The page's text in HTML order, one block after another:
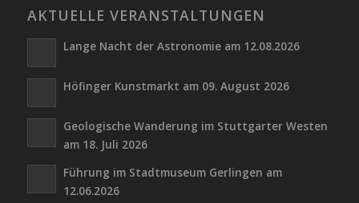
AKTUELLE VERANSTALTUNGEN
Lange Nacht der Astronomie am 12.08.2026
Höfinger Kunstmarkt am 09. August 2026
Geologische Wanderung im Stuttgarter Westen
am 18. Juli 2026
Führung im Stadtmuseum Gerlingen am
12.06.2026